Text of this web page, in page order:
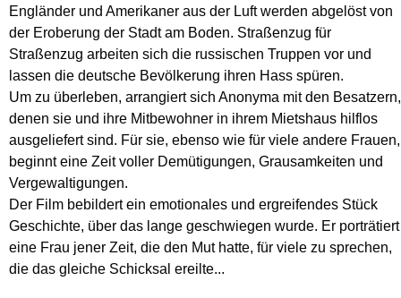
Engländer und Amerikaner aus der Luft werden abgelöst von
der Eroberung der Stadt am Boden. Straßenzug für
Straßenzug arbeiten sich die russischen Truppen vor und
lassen die deutsche Bevölkerung ihren Hass spüren.
Um zu überleben, arrangiert sich Anonyma mit den Besatzern,
denen sie und ihre Mitbewohner in ihrem Mietshaus hilflos
ausgeliefert sind. Für sie, ebenso wie für viele andere Frauen,
beginnt eine Zeit voller Demütigungen, Grausamkeiten und
Vergewaltigungen.
Der Film bebildert ein emotionales und ergreifendes Stück
Geschichte, über das lange geschwiegen wurde. Er porträtiert
eine Frau jener Zeit, die den Mut hatte, für viele zu sprechen,
die das gleiche Schicksal ereilte...